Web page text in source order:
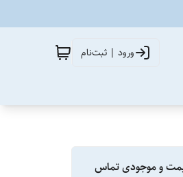
ورود | ثبت‌نام
و موجودی تماس